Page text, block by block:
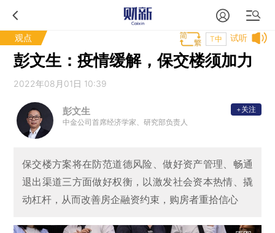
观点 试听
T中
彭文生：疫情缓解，保交楼须加力
2022年08月01日 10:39
彭文生
中金公司首席经济学家、研究部负责人
+关注
保交楼方案将在防范道德风险、做好资产管理、畅通
退出渠道三方面做好权衡，以激发社会资本热情、撬
动杠杆，从而改善房企融资约束，购房者重拾信心